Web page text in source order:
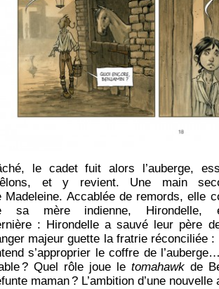
le cadet fuit alors l’auberge,
et y revient. Une main
Madeleine. Accablée de remords, elle
sa mère indienne,
: Hirondelle a sauvé leur père
majeur guette la fratrie réconciliée :
s’approprier le coffre de
? Quel rôle joue le tomahawk de
maman ? L’ambition d’une